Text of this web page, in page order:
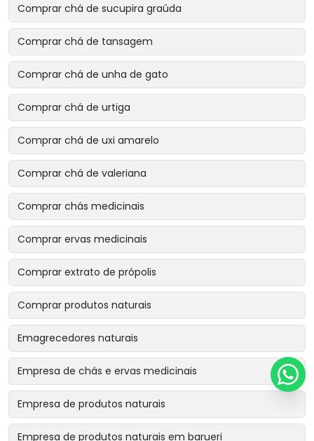
Comprar chá de sucupira graúda
Comprar chá de tansagem
Comprar chá de unha de gato
Comprar chá de urtiga
Comprar chá de uxi amarelo
Comprar chá de valeriana
Comprar chás medicinais
Comprar ervas medicinais
Comprar extrato de própolis
Comprar produtos naturais
Emagrecedores naturais
Empresa de chás e ervas medicinais
Empresa de produtos naturais
Empresa de produtos naturais em barueri